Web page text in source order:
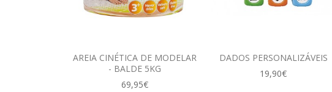
AREIA CINÉTICA DE MODELAR
- BALDE 5KG
69,95€
DADOS PERSONALIZÁVEIS
19,90€